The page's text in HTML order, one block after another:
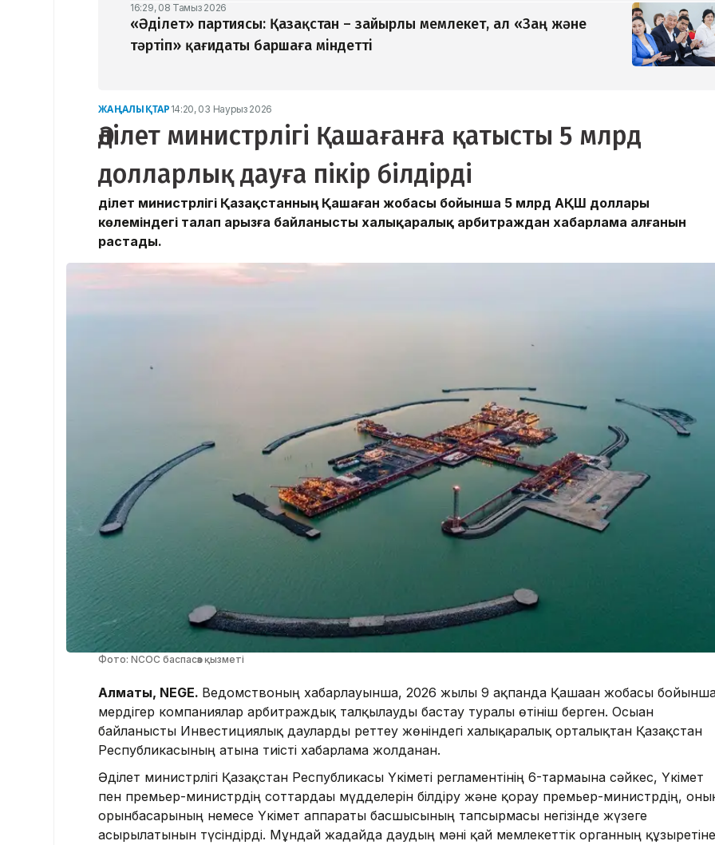
16:29, 08 Тамыз 2026
«Әділет» партиясы: Қазақстан – зайырлы мемлекет, ал «Заң және
тәртіп» қағидаты баршаға міндетті
ЖАҢАЛЫҚТАР 14:20, 03 Наурыз 2026
Әділет министрлігі Қашағанға қатысты 5 млрд
долларлық дауға пікір білдірді
Әділет министрлігі Қазақстанның Қашаған жобасы бойынша 5 млрд АҚШ доллары
көлеміндегі талап арызға байланысты халықаралық арбитраждан хабарлама алғанын
растады.
Фото: NCOC баспасөз қызметі
Алматы, NEGE. Ведомствоның хабарлауынша, 2026 жылғы 9 ақпанда Қашаған жобасы
мердігер компаниялар арбитраждық талқылауды бастау туралы өтініш берген. Осыған
байланысты Инвестициялық дауларды реттеу жөніндегі халықаралық орталықтан Қазақстан
Республикасының атына тиісті хабарлама жолданған.
Әділет министрлігі Қазақстан Республикасы Үкіметі регламентінің 6-тармағына сәйкес, Үкімет
пен премьер-министрдің соттардағы мүдделерін білдіру және қорғау премьер-министрдің,
орынбасарының немесе Үкімет аппараты басшысының тапсырмасы негізінде жүзеге
асырылатынын түсіндірді. Мұндай жағдайда даудың мәні қай мемлекеттік органның құзыретіне